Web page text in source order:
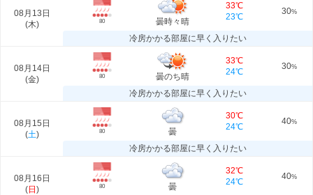
08月13日
(木) 80 曇時々晴
33℃
23℃
30%
冷房かかる部屋に早く入りたい
08月14日
(金) 80 曇のち晴
33℃
24℃
30%
冷房かかる部屋に早く入りたい
08月15日
(土) 80 曇
30℃
24℃
40%
冷房かかる部屋に早く入りたい
08月16日
(日 ) 80 曇
32℃
24℃
40%